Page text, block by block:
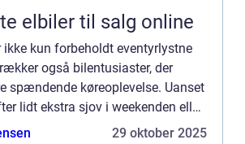
elbiler til salg online
ikke kun forbeholdt eventyrlystne
også bilentusiaster, der
spændende køreoplevelse. Uanset
lidt ekstra sjov i weekenden eller
29 oktober 2025